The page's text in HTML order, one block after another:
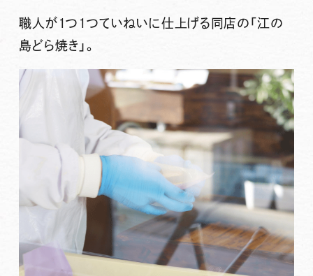
職人が1つ1つていねいに仕上げる同店の「江の
島どら焼き」。